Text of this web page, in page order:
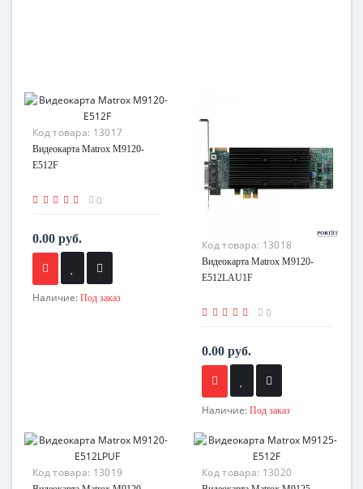
Код товара: 13017
Видеокарта Matrox M9120-
E512F
0
0.00 руб.
Наличие: Под заказ
Код товара: 13018
Видеокарта Matrox M9120-
E512LAU1F
0
0.00 руб.
Наличие: Под заказ
Код товара: 13019 Код товара: 13020